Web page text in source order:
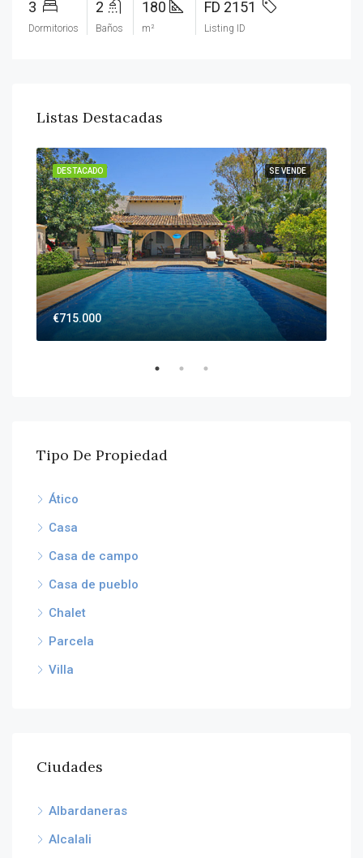
3
Dormitorios
2
Baños
180
m²
FD 2151
Listing ID
Listas Destacadas
SE VENDE
DESTACADO
€715.000
Tipo De Propiedad
Ático
Casa
Casa de campo
Casa de pueblo
Chalet
Parcela
Villa
Ciudades
Albardaneras
Alcalali